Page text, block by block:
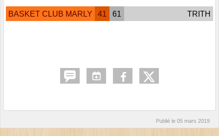
BASKET CLUB MARLY 41 61 TRITH
Publié le 05 mars 2019